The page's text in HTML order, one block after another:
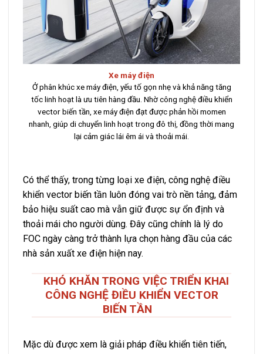
Xe máy điện
Ở phân khúc xe máy điện, yếu tố gọn nhẹ và khả năng tăng
tốc linh hoạt là ưu tiên hàng đầu. Nhờ công nghệ điều khiển
vector biến tần, xe máy điện đạt được phản hồi momen
nhanh, giúp di chuyển linh hoạt trong đô thị, đồng thời mang
lại cảm giác lái êm ái và thoải mái.
Có thể thấy, trong từng loại xe điện, công nghệ điều
khiển vector biến tần luôn đóng vai trò nền tảng, đảm
bảo hiệu suất cao mà vẫn giữ được sự ổn định và
thoải mái cho người dùng. Đây cũng chính là lý do
FOC ngày càng trở thành lựa chọn hàng đầu của các
nhà sản xuất xe điện hiện nay.
KHÓ KHĂN TRONG VIỆC TRIỂN KHAI
CÔNG NGHỆ ĐIỀU KHIỂN VECTOR
BIẾN TẦN
Mặc dù được xem là giải pháp điều khiển tiên tiến,